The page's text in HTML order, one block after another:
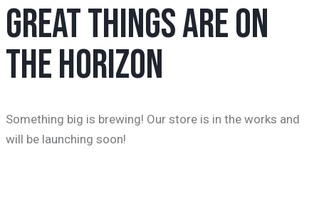
GREAT THINGS ARE ON
THE HORIZON
Something big is brewing! Our store is in the works and
will be launching soon!